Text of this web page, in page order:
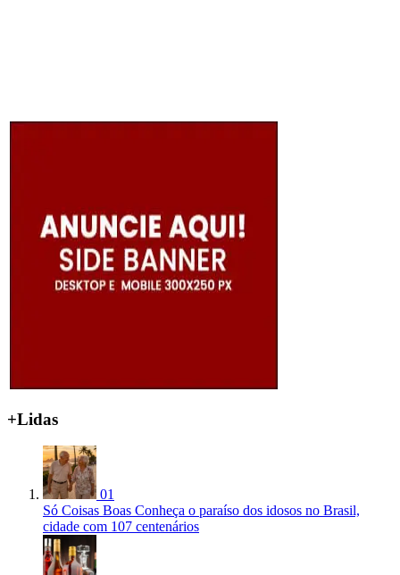
+Lidas
01
Só Coisas Boas Conheça o paraíso dos idosos no Brasil,
cidade com 107 centenários